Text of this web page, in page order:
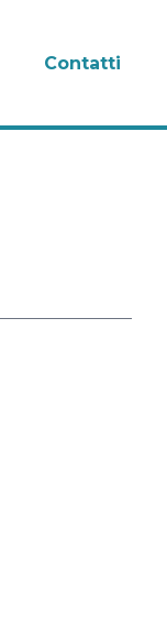
Contatti